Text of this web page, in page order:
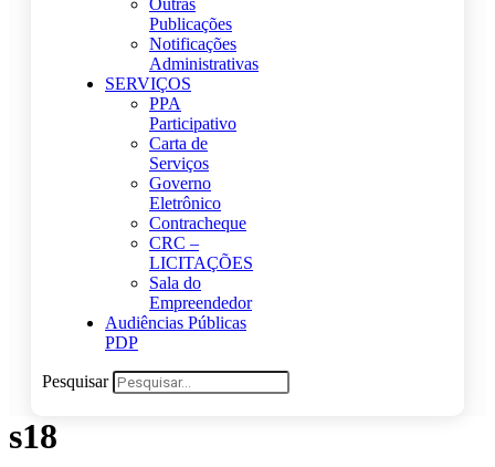
Outras
Publicações
Notificações
Administrativas
SERVIÇOS
PPA
Participativo
Carta de
Serviços
Governo
Eletrônico
Contracheque
CRC –
LICITAÇÕES
Sala do
Empreendedor
Audiências Públicas
PDP
Pesquisar
s18